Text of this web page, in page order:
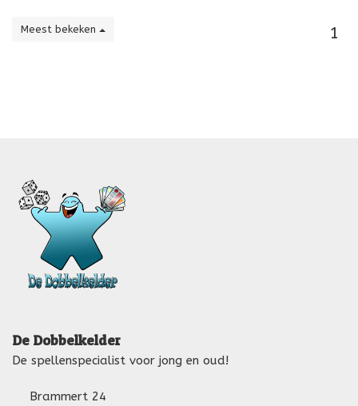
Meest bekeken 1
De Dobbelkelder
De spellenspecialist voor jong en oud!
Brammert 24